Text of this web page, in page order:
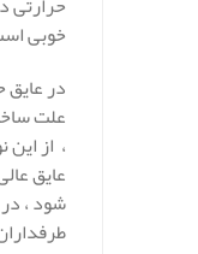
خوبی
در عایق
علت
، از
عایق
شود ،